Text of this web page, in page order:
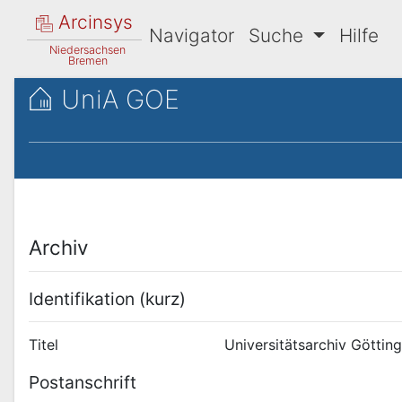
Arcinsys
Niedersachsen
Bremen
Navigator Suche Hilfe
UniA GOE
Archiv
Identifikation (kurz)
Titel Universitätsarchiv
Postanschrift